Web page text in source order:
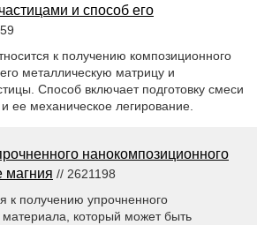
и способ его
к получению композиционного
металлическую матрицу и
Способ включает подготовку смеси
ее механическое легирование.
нанокомпозиционного
магния // 2621198
к получению упрочненного
который может быть